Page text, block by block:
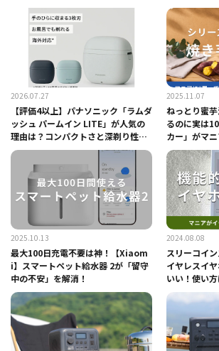
2026.07.27
【評価4以上】パナソニック「ラムダ
ッシュ パームイン LITE」が人気の
理由は？コンパクトさと深剃り性能
がイチオシ
2025.11.07
ねっとり蜜
るのに実は
カー」がマ
秘話を聞い
2025.10.13
最大100日充電不要は神！【Xiaom
i】スマートペット給水器 2が「留守
中の不安」を解消！
2024.08.08
スリーコイ
イヤレスイ
いい！使い方